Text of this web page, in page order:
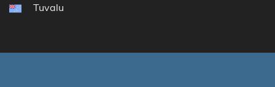
Tuvalu